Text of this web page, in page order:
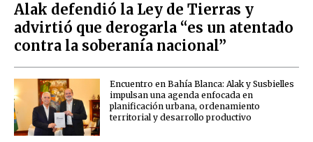
Alak defendió la Ley de Tierras y
advirtió que derogarla “es un atentado
contra la soberanía nacional”
Encuentro en Bahía Blanca: Alak y Susbielles
impulsan una agenda enfocada en
planificación urbana, ordenamiento
territorial y desarrollo productivo